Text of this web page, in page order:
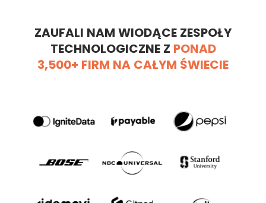
ZAUFALI NAM WIODĄCE ZESPOŁY
TECHNOLOGICZNE Z PONAD
3,500+ FIRM NA CAŁYM ŚWIECIE